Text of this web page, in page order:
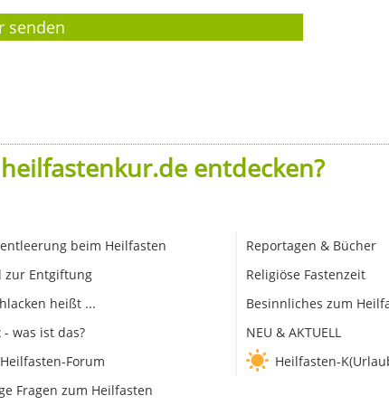
entdecken?
beim Heilfasten
zur Entgiftung
heißt ...
- was ist das?
Heilfasten-Forum
Fragen zum Heilfasten
Reportagen & Bücher
Religiöse Fastenzeit
Besinnliches zum
NEU & AKTUELL
Heilfasten-